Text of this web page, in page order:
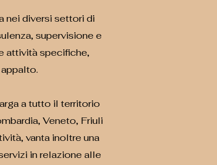
nei diversi settori di
supervisione e
attività specifiche,
a tutto il territorio
Veneto, Friuli
vanta inoltre una
in relazione alle